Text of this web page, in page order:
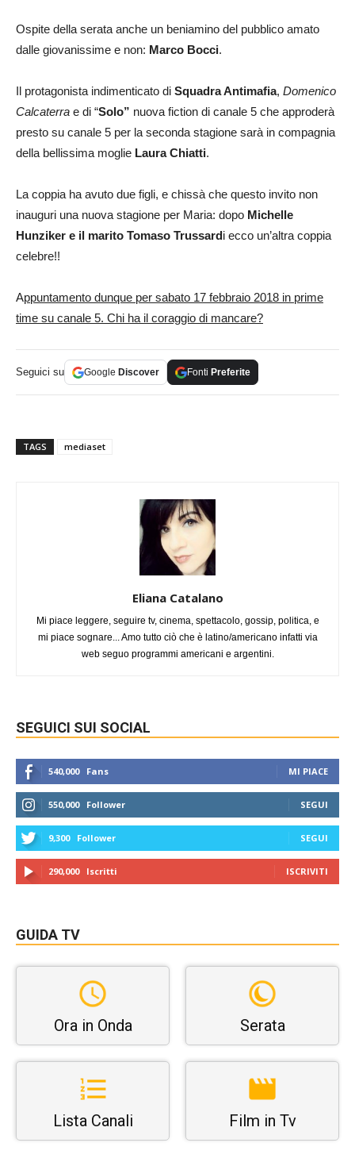
Ospite della serata anche un beniamino del pubblico amato
dalle giovanissime e non: Marco Bocci.
Il protagonista indimenticato di Squadra Antimafia, Domenico
Calcaterra e di “Solo” nuova fiction di canale 5 che approderà
presto su canale 5 per la seconda stagione sarà in compagnia
della bellissima moglie Laura Chiatti.
La coppia ha avuto due figli, e chissà che questo invito non
inauguri una nuova stagione per Maria: dopo Michelle
Hunziker e il marito Tomaso Trussardi ecco un’altra coppia
celebre!!
Appuntamento dunque per sabato 17 febbraio 2018 in prime
time su canale 5. Chi ha il coraggio di mancare?
Seguici su Google Discover Fonti Preferite
TAGS mediaset
Eliana Catalano
Mi piace leggere, seguire tv, cinema, spettacolo, gossip, politica, e
mi piace sognare... Amo tutto ciò che è latino/americano infatti via
web seguo programmi americani e argentini.
SEGUICI SUI SOCIAL
540,000 Fans MI PIACE
550,000 Follower SEGUI
9,300 Follower SEGUI
290,000 Iscritti ISCRIVITI
GUIDA TV
Ora in Onda Serata
Lista Canali Film in Tv